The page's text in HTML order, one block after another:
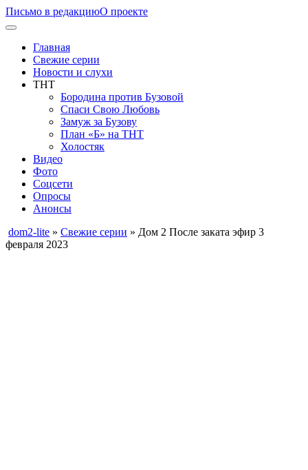
Письмо в редакциюО проекте
Главная
Свежие серии
Новости и слухи
ТНТ
Бородина против Бузовой
Спаси Свою Любовь
Замуж за Бузову
План «Б» на ТНТ
Холостяк
Видео
Фото
Соцсети
Опросы
Анонсы
dom2-lite » Свежие серии » Дом 2 После заката эфир 3
февраля 2023